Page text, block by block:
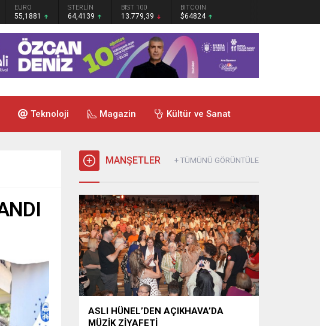
EURO
55,1881
STERLİN
64,4139
BIST 100
13.779,39
BITCOIN
$64824
Teknoloji Magazin Kültür ve Sanat
MANŞETLER + TÜMÜNÜ GÖRÜNTÜLE
ASLI HÜNEL’DEN AÇIKHAVA’DA
MÜZİK ZİYAFETİ